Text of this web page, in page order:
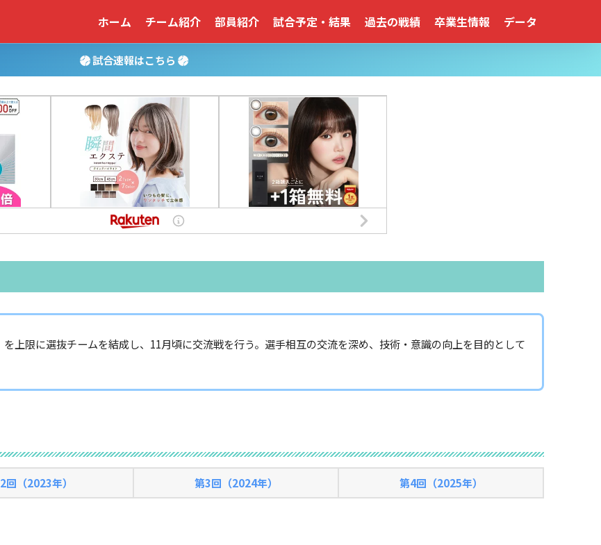
ホーム チーム紹介 部員紹介 試合予定・結果 過去の戦績 卒業生情報 データ
試合速報はこちら
上限に選抜チームを結成し、11月頃に交流戦を行う。選手相互の交流を深め、技術・意識の向上を目的として
回（2023年） 第3回（2024年） 第4回（2025年）